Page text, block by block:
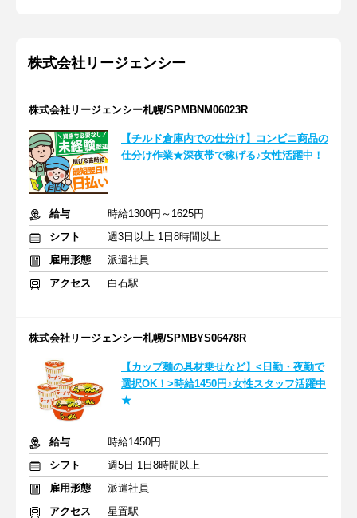
株式会社リージェンシー
株式会社リージェンシー札幌/SPMBNM06023R
【チルド倉庫内での仕分け】コンビニ商品の
仕分け作業★深夜帯で稼げる♪女性活躍中！
給与
時給1300円～1625円
シフト
週3日以上 1日8時間以上
雇用形態
派遣社員
アクセス
白石駅
株式会社リージェンシー札幌/SPMBYS06478R
【カップ麺の具材乗せなど】<日勤・夜勤で
選択OK！>時給1450円♪女性スタッフ活躍中
★
給与
時給1450円
シフト
週5日 1日8時間以上
雇用形態
派遣社員
アクセス
星置駅